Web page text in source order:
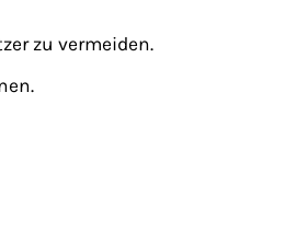
zu vermeiden.